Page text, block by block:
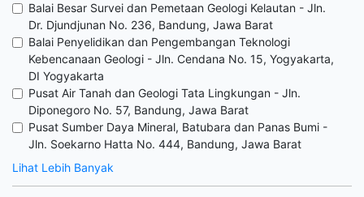
Balai Besar Survei dan Pemetaan Geologi Kelautan - Jln.
Dr. Djundjunan No. 236, Bandung, Jawa Barat
Balai Penyelidikan dan Pengembangan Teknologi
Kebencanaan Geologi - Jln. Cendana No. 15, Yogyakarta,
DI Yogyakarta
Pusat Air Tanah dan Geologi Tata Lingkungan - Jln.
Diponegoro No. 57, Bandung, Jawa Barat
Pusat Sumber Daya Mineral, Batubara dan Panas Bumi -
Jln. Soekarno Hatta No. 444, Bandung, Jawa Barat
Lihat Lebih Banyak